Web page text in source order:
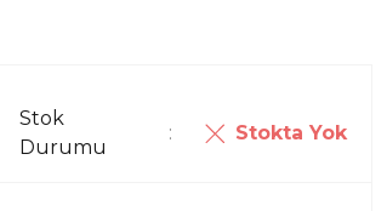
Stok
Durumu
Stokta Yok